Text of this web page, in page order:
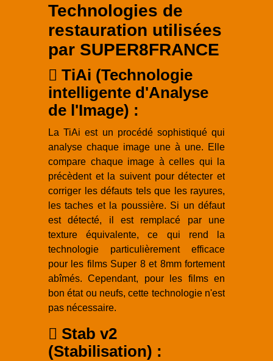
Technologies de
restauration utilisées
par SUPER8FRANCE
TiAi (Technologie
intelligente d'Analyse
de l'Image) :
La TiAi est un procédé sophistiqué qui
analyse chaque image une à une. Elle
compare chaque image à celles qui la
précèdent et la suivent pour détecter et
corriger les défauts tels que les rayures,
les taches et la poussière. Si un défaut
est détecté, il est remplacé par une
texture équivalente, ce qui rend la
technologie particulièrement efficace
pour les films Super 8 et 8mm fortement
abîmés. Cependant, pour les films en
bon état ou neufs, cette technologie n'est
pas nécessaire.
Stab v2
(Stabilisation) :